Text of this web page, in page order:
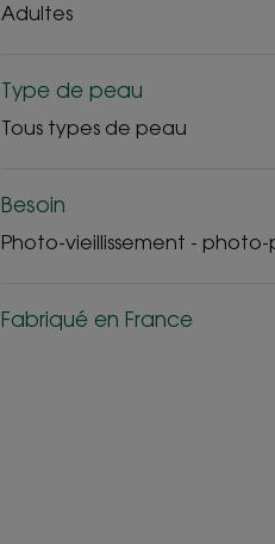
Adultes
Type de peau
Tous types de peau
Besoin
Photo-vieillissement -
Fabriqué en France